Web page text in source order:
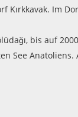
Kırkkavak. Im
bis auf
See Anatoliens.